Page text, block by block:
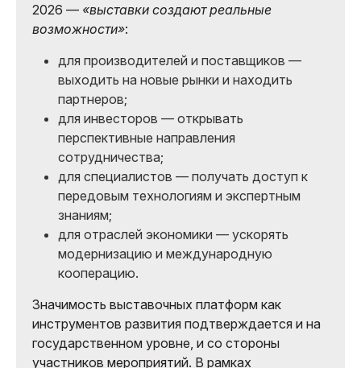
2026 — «выставки создают реальные
возможности»:
для производителей и поставщиков —
выходить на новые рынки и находить
партнеров;
для инвесторов — открывать
перспективные направления
сотрудничества;
для специалистов — получать доступ к
передовым технологиям и экспертным
знаниям;
для отраслей экономики — ускорять
модернизацию и международную
кооперацию.
Значимость выставочных платформ как
инструментов развития подтверждается и на
государственном уровне, и со стороны
участников мероприятий. В рамках